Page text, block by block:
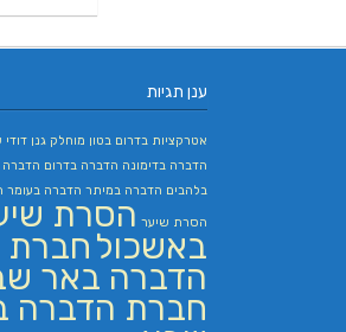
ענן תגיות
אטרקציות בדרום בטון מוחלק גנן
הדברה בדימונה הדברה בדרום הדברה
בלהבים הדברה במיתר הדברה בעומר
הסרת שיער הסרת
באשכול חברת
הדברה באר
חברת הדברה